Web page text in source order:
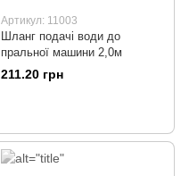
Артикул: 11003
Шланг подачі води до
пральної машини 2,0м
211.20 грн